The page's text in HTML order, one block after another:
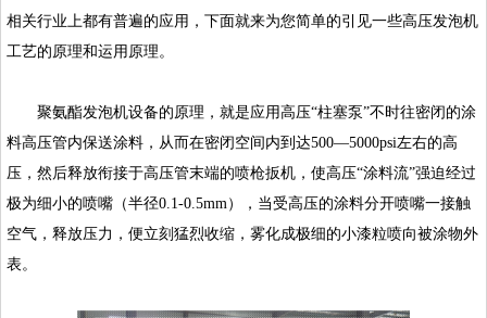
相关行业上都有普遍的应用，下面就来为您简单的引见一些高压发泡机
工艺的原理和运用原理。
聚氨酯发泡机设备的原理，就是应用高压“柱塞泵”不时往密闭的涂
料高压管内保送涂料，从而在密闭空间内到达500—5000psi左右的高
压，然后释放衔接于高压管末端的喷枪扳机，使高压“涂料流”强迫经过
极为细小的喷嘴（半径0.1-0.5mm），当受高压的涂料分开喷嘴一接触
空气，释放压力，便立刻猛烈收缩，雾化成极细的小漆粒喷向被涂物外
表。